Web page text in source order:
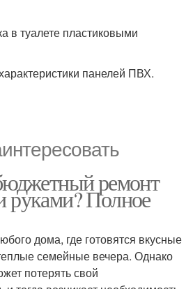
в туалете пластиковыми
панелей ПВХ.
ремонт
руками? Полное
дома, где готовятся вкусные
семейные вечера. Однако
потерять свой